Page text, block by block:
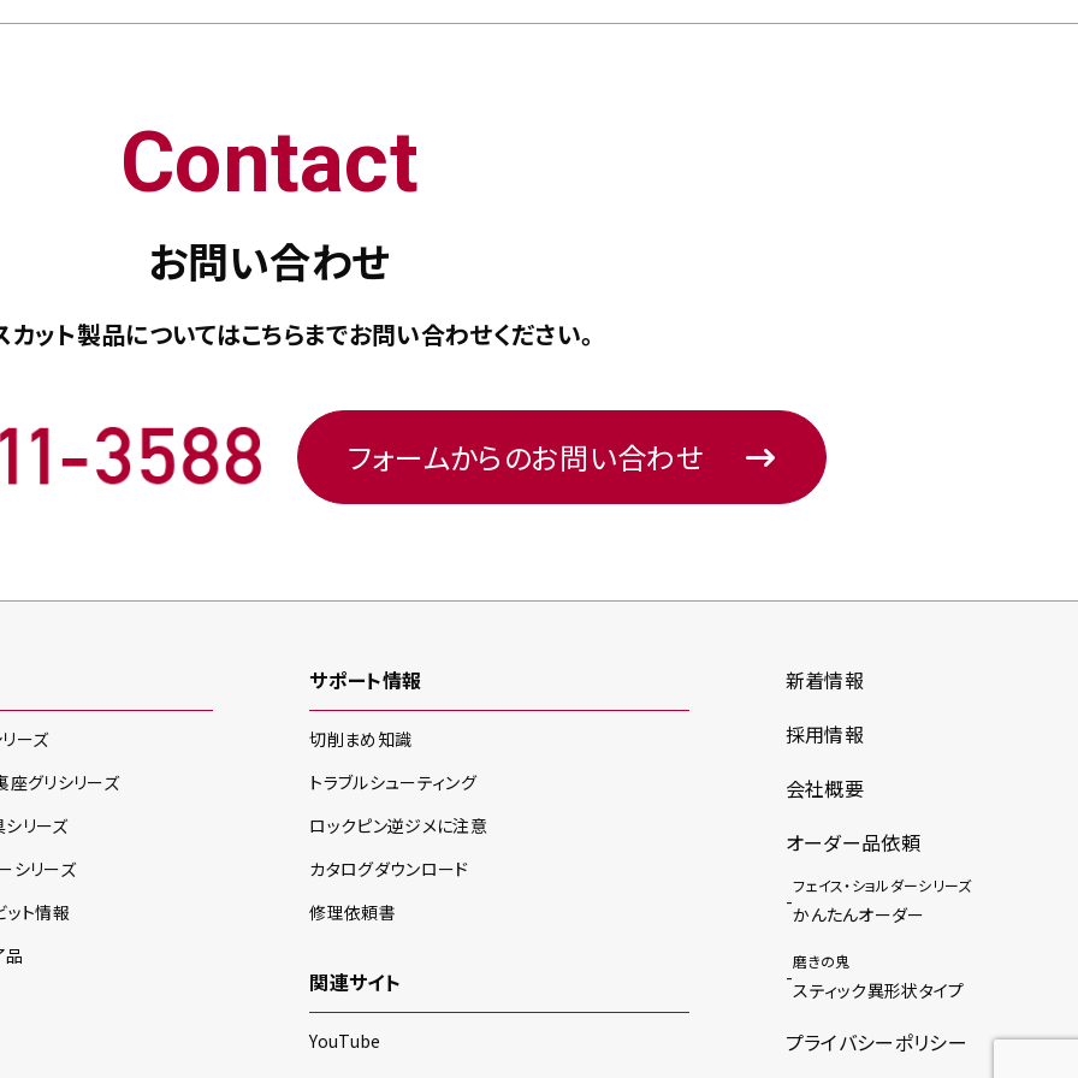
Contact
お問い合わせ
カット製品についてはこちらまでお問い合わせください。
フォームからのお問い合わせ
ーズ
座グリシリーズ
シリーズ
シリーズ
ット情報
品
サポート情報
切削まめ知識
トラブルシューティング
ロックピン逆ジメに注意
カタログダウンロード
修理依頼書
関連サイト
YouTube
新着情報
採用情報
会社概要
オーダー品依頼
フェイス・ショルダーシリーズ
かんたんオーダー
磨きの鬼
スティック異形状タイプ
プライバシーポリシー